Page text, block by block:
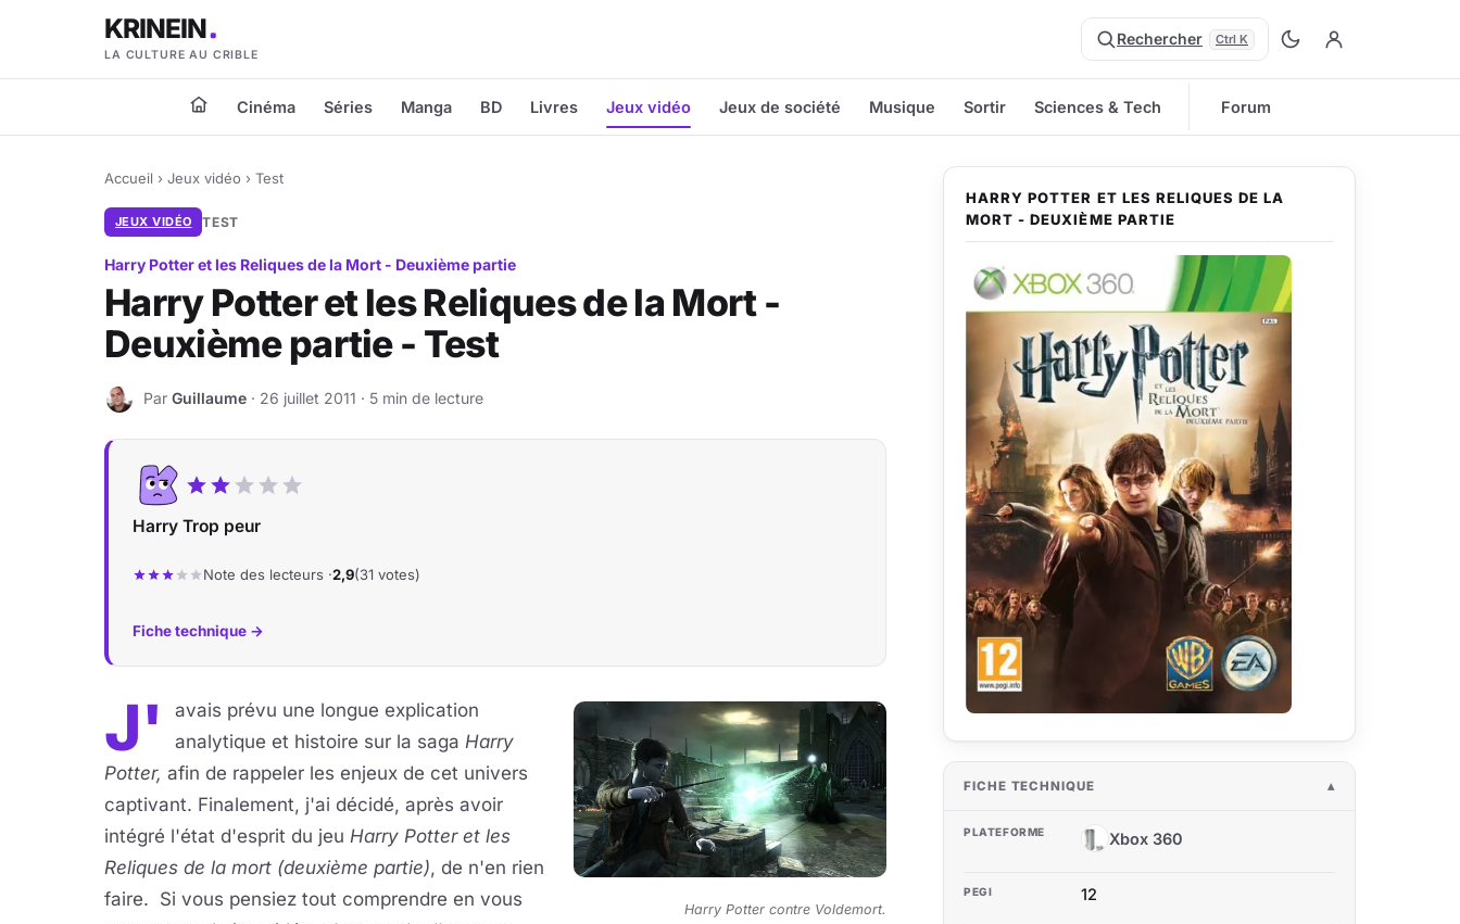
KRINEIN
LA CULTURE AU CRIBLE
Rechercher Ctrl K
Cinéma Séries Manga BD Livres Jeux vidéo Jeux de société Musique Sortir Sciences & Tech Forum
Accueil › Jeux vidéo › Test
JEUX VIDÉO TEST
Harry Potter et les Reliques de la Mort - Deuxième partie
Harry Potter et les Reliques de la Mort -
Deuxième partie - Test
G Par Guillaume · 26 juillet 2011 · 5 min de lecture
Harry Trop peur
Note des lecteurs ·2,9(31 votes)
Fiche technique →
Harry Potter contre Voldemort.
J'
avais prévu une longue explication
analytique et histoire sur la saga Harry
Potter, afin de rappeler les enjeux de cet univers
captivant. Finalement, j'ai décidé, après avoir
intégré l'état d'esprit du jeu Harry Potter et les
Reliques de la mort (deuxième partie), de n'en rien
faire. Si vous pensiez tout comprendre en vous
HARRY POTTER ET LES RELIQUES DE LA
MORT - DEUXIÈME PARTIE
FICHE TECHNIQUE
PLATEFORME Xbox 360
PEGI 12